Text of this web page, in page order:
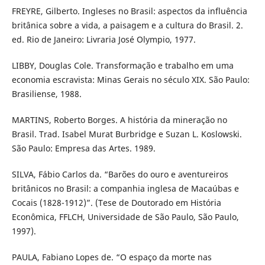
FREYRE, Gilberto. Ingleses no Brasil: aspectos da influência
britânica sobre a vida, a paisagem e a cultura do Brasil. 2.
ed. Rio de Janeiro: Livraria José Olympio, 1977.
LIBBY, Douglas Cole. Transformação e trabalho em uma
economia escravista: Minas Gerais no século XIX. São Paulo:
Brasiliense, 1988.
MARTINS, Roberto Borges. A história da mineração no
Brasil. Trad. Isabel Murat Burbridge e Suzan L. Koslowski.
São Paulo: Empresa das Artes. 1989.
SILVA, Fábio Carlos da. “Barões do ouro e aventureiros
britânicos no Brasil: a companhia inglesa de Macaúbas e
Cocais (1828-1912)”. (Tese de Doutorado em História
Econômica, FFLCH, Universidade de São Paulo, São Paulo,
1997).
PAULA, Fabiano Lopes de. “O espaço da morte nas